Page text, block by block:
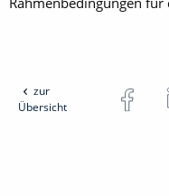
zur
Übersicht